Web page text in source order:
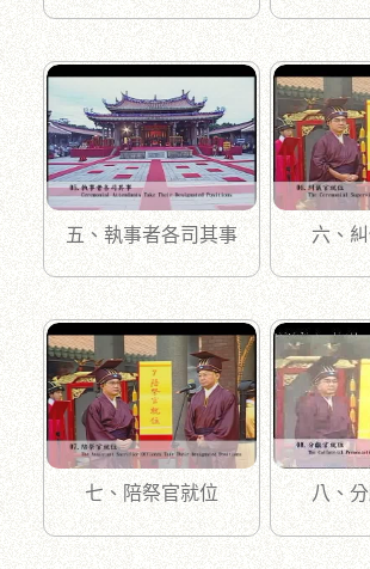
五、執事者各司其事 六、
七、陪祭官就位 八、